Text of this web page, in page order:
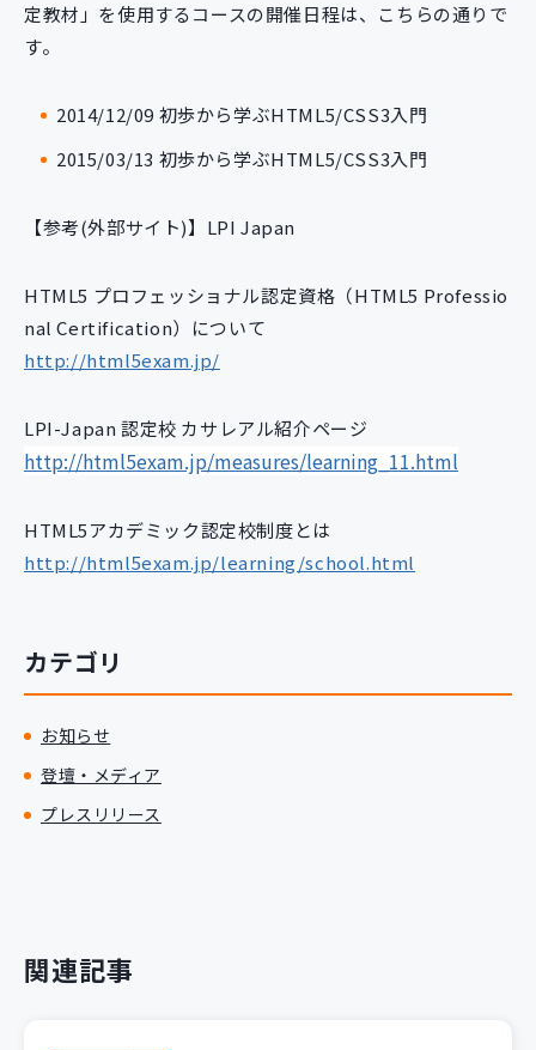
定教材」を使用するコースの開催日程は、こちらの通りで
す。
2014/12/09 初歩から学ぶHTML5/CSS3入門
2015/03/13 初歩から学ぶHTML5/CSS3入門
【参考(外部サイト)】LPI Japan
HTML5 プロフェッショナル認定資格（HTML5 Professio
nal Certification）について
http://html5exam.jp/
LPI-Japan 認定校 カサレアル紹介ページ
http://html5exam.jp/measures/learning_11.html
HTML5アカデミック認定校制度とは
http://html5exam.jp/learning/school.html
カテゴリ
お知らせ
登壇・メディア
プレスリリース
関連記事